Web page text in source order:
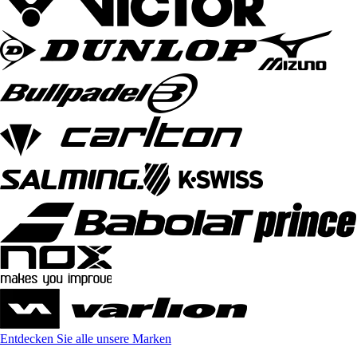
Entdecken Sie alle unsere Marken